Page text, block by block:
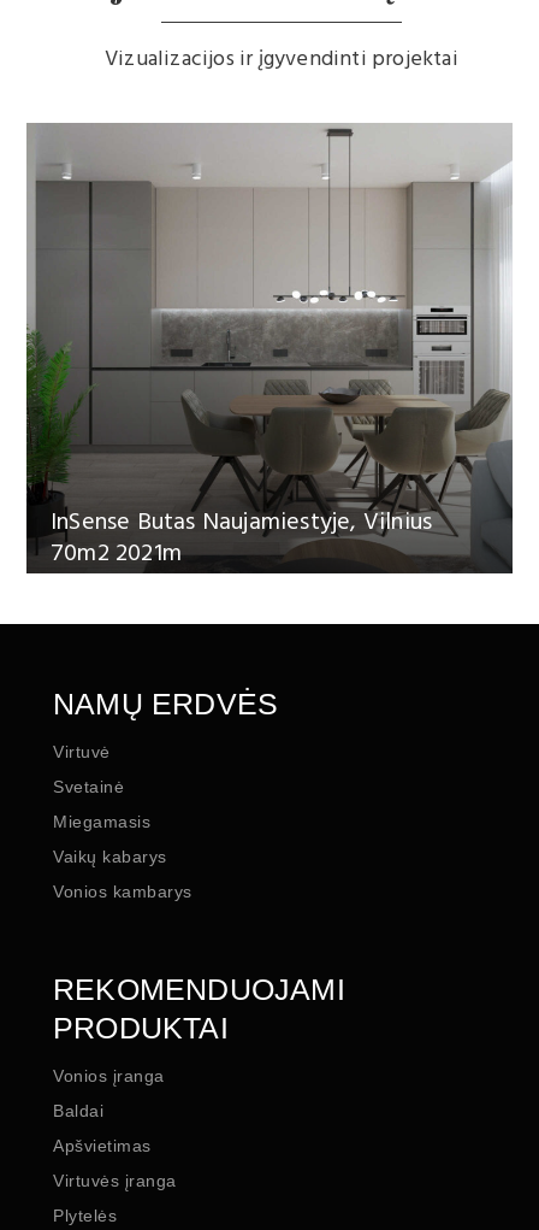
Vizualizacijos ir įgyvendinti projektai
InSense Butas Naujamiestyje, Vilnius
70m2 2021m
NAMŲ ERDVĖS
Virtuvė
Svetainė
Miegamasis
Vaikų kabarys
Vonios kambarys
REKOMENDUOJAMI
PRODUKTAI
Vonios įranga
Baldai
Apšvietimas
Virtuvės įranga
Plytelės